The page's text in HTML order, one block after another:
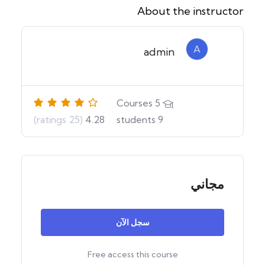
About the instructor
A
admin
4.28
(25 ratings)
Courses
students
مجاني
سجل الآن
Free access this course